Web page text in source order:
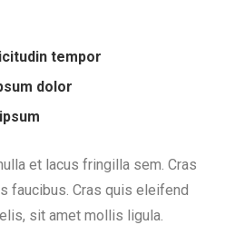
tempor
dolor
et lacus fringilla sem. Cras
faucibus. Cras quis eleifend
sit amet mollis ligula.